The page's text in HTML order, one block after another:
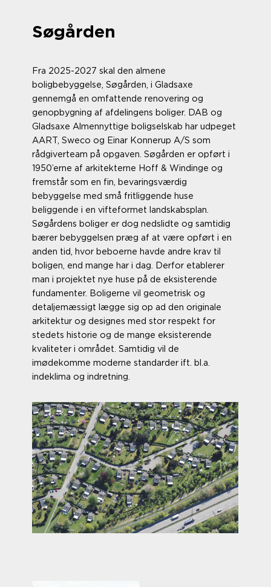
Søgården
Fra 2025-2027 skal den almene
boligbebyggelse, Søgården, i Gladsaxe
gennemgå en omfattende renovering og
genopbygning af afdelingens boliger. DAB og
Gladsaxe Almennyttige boligselskab har udpeget
AART, Sweco og Einar Konnerup A/S som
rådgiverteam på opgaven. Søgården er opført i
1950’erne af arkitekterne Hoff & Windinge og
fremstår som en fin, bevaringsværdig
bebyggelse med små fritliggende huse
beliggende i en vifteformet landskabsplan.
Søgårdens boliger er dog nedslidte og samtidig
bærer bebyggelsen præg af at være opført i en
anden tid, hvor beboerne havde andre krav til
boligen, end mange har i dag. Derfor etablerer
man i projektet nye huse på de eksisterende
fundamenter. Boligerne vil geometrisk og
detaljemæssigt lægge sig op ad den originale
arkitektur og designes med stor respekt for
stedets historie og de mange eksisterende
kvaliteter i området. Samtidig vil de
imødekomme moderne standarder ift. bl.a.
indeklima og indretning.